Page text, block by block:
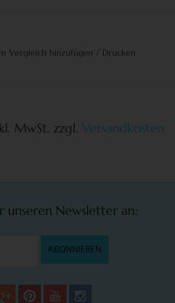
Vergleich hinzufügen Drucken
MwSt. zzgl. Versandkosten
unseren Newsletter an:
ABONNIEREN